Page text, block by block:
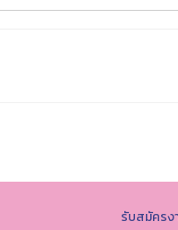
รับสมัครง